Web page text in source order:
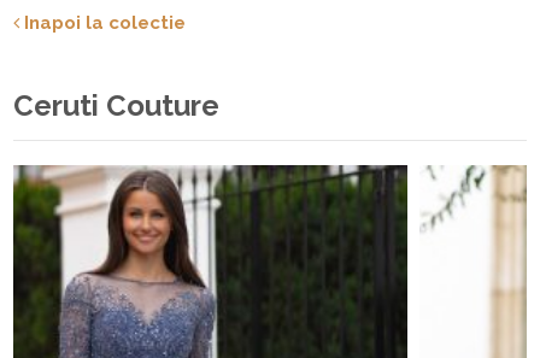
Inapoi la colectie
Ceruti Couture